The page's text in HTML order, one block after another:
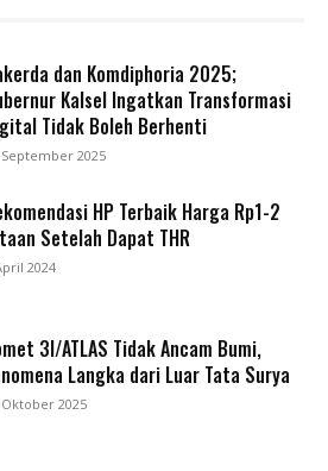
dan Komdiphoria 2025;
Kalsel Ingatkan Transformasi
Tidak Boleh Berhenti
September 2025
HP Terbaik Harga Rp1-2
Setelah Dapat THR
2024
3I/ATLAS Tidak Ancam Bumi,
Langka dari Luar Tata Surya
Oktober 2025